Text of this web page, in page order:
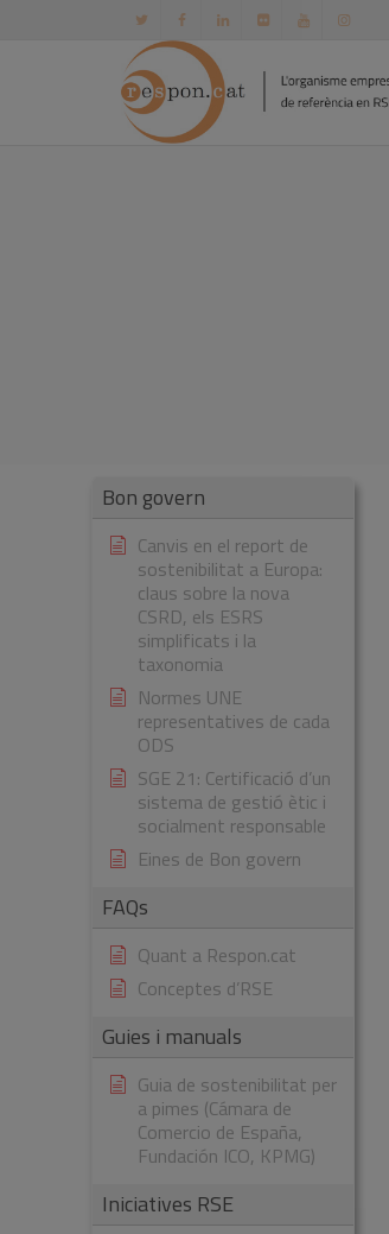
Bon govern
Canvis en el report de
sostenibilitat a Europa:
claus sobre la nova
CSRD, els ESRS
simplificats i la
taxonomia
Normes UNE
representatives de cada
ODS
SGE 21: Certificació d’un
sistema de gestió ètic i
socialment responsable
Eines de Bon govern
FAQs
Quant a Respon.cat
Conceptes d’RSE
Guies i manuals
Guia de sostenibilitat per
a pimes (Cámara de
Comercio de España,
Fundación ICO, KPMG)
Iniciatives RSE